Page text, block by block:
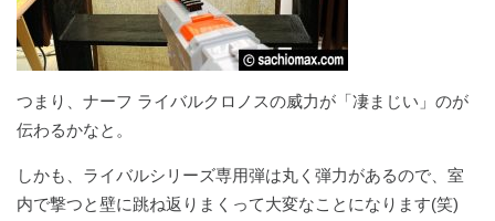
つまり、ナーフ ライバルクロノスの威力が「凄まじい」のが
伝わるかなと。
しかも、ライバルシリーズ専用弾は丸く弾力があるので、室
内で撃つと壁に跳ね返りまくって大変なことになります(笑)